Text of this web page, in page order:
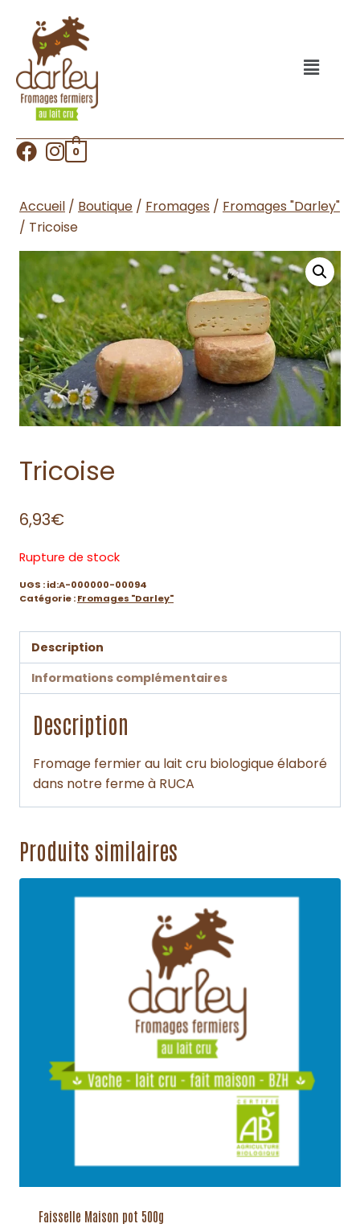
0
Accueil / Boutique / Fromages / Fromages "Darley"
/ Tricoise
Tricoise
6,93€
Rupture de stock
UGS :id:A-000000-00094
Catégorie :Fromages "Darley"
Description
Informations complémentaires
Description
Fromage fermier au lait cru biologique élaboré
dans notre ferme à RUCA
Produits similaires
Faisselle Maison pot 500g